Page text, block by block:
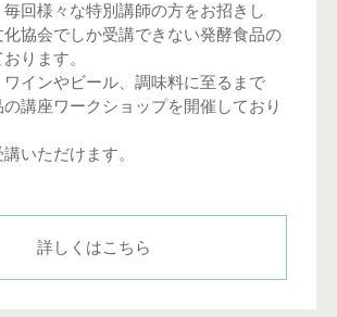
回様々な特別講師の方をお招きし
協会でしか受講できない発酵食品の
ります。
インやビール、調味料に至るまで
講座ワークショップを開催しており
いただけます。
詳しくはこちら